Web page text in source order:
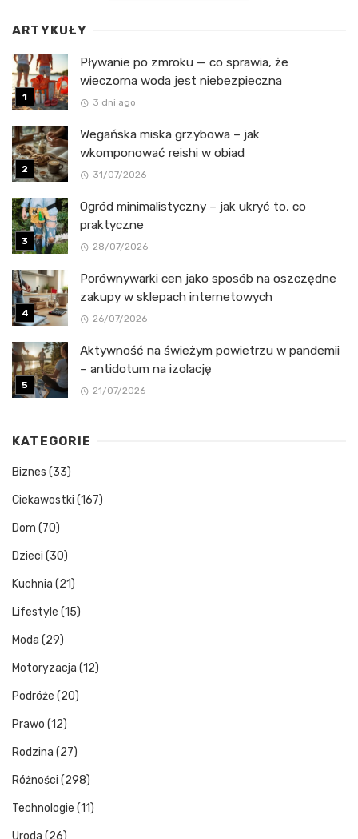
ARTYKUŁY
Pływanie po zmroku — co sprawia, że
wieczorna woda jest niebezpieczna
3 dni ago
Wegańska miska grzybowa – jak
wkomponować reishi w obiad
31/07/2026
Ogród minimalistyczny – jak ukryć to, co
praktyczne
28/07/2026
Porównywarki cen jako sposób na oszczędne
zakupy w sklepach internetowych
26/07/2026
Aktywność na świeżym powietrzu w pandemii
– antidotum na izolację
21/07/2026
KATEGORIE
Biznes (33)
Ciekawostki (167)
Dom (70)
Dzieci (30)
Kuchnia (21)
Lifestyle (15)
Moda (29)
Motoryzacja (12)
Podróże (20)
Prawo (12)
Rodzina (27)
Różności (298)
Technologie (11)
Uroda (26)